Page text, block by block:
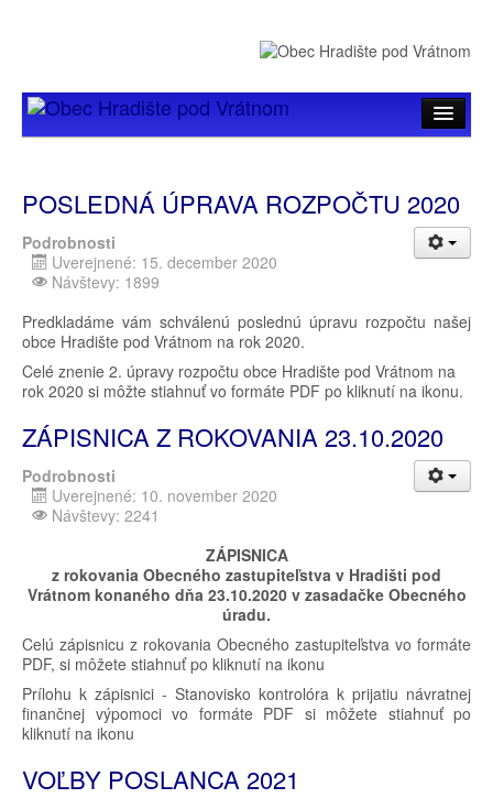
Hlavné menu
Samospráva
Zverejňovanie
Organizácie
POSLEDNÁ ÚPRAVA ROZPOČTU 2020
Podrobnosti
Uverejnené: 15. december 2020
Návštevy: 1899
Predkladáme vám schválenú poslednú úpravu rozpočtu našej
obce Hradište pod Vrátnom na rok 2020.
Celé znenie 2. úpravy rozpočtu obce Hradište pod Vrátnom na
rok 2020 si môžte stiahnuť vo formáte PDF po kliknutí na ikonu.
ZÁPISNICA Z ROKOVANIA 23.10.2020
Podrobnosti
Uverejnené: 10. november 2020
Návštevy: 2241
ZÁPISNICA
z rokovania Obecného zastupiteľstva v Hradišti pod
Vrátnom konaného dňa 23.10.2020 v zasadačke Obecného
úradu.
Celú zápisnicu z rokovania Obecného zastupiteľstva vo formáte
PDF, si môžete stiahnuť po kliknutí na ikonu
Prílohu k zápisnici - Stanovisko kontrolóra k prijatiu návratnej
finančnej výpomoci vo formáte PDF si môžete stiahnuť po
kliknutí na ikonu
VOĽBY POSLANCA 2021